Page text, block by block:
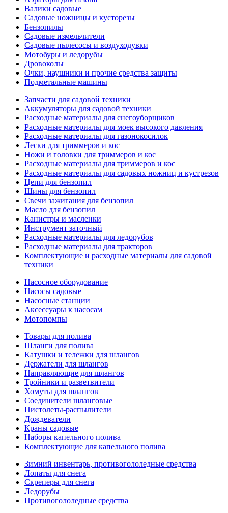
Валики садовые
Садовые ножницы и кусторезы
Бензопилы
Садовые измельчители
Садовые пылесосы и воздуходувки
Мотобуры и ледорубы
Дровоколы
Очки, наушники и прочие средства защиты
Подметальные машины
Запчасти для садовой техники
Аккумуляторы для садовой техники
Расходные материалы для снегоуборщиков
Расходные материалы для моек высокого давления
Расходные материалы для газонокосилок
Лески для триммеров и кос
Ножи и головки для триммеров и кос
Расходные материалы для триммеров и кос
Расходные материалы для садовых ножниц и кустрезов
Цепи для бензопил
Шины для бензопил
Свечи зажигания для бензопил
Масло для бензопил
Канистры и масленки
Инструмент заточный
Расходные материалы для ледорубов
Расходные материалы для тракторов
Комплектующие и расходные материалы для садовой
техники
Насосное оборудование
Насосы садовые
Насосные станции
Аксессуары к насосам
Мотопомпы
Товары для полива
Шланги для полива
Катушки и тележки для шлангов
Держатели для шлангов
Направляющие для шлангов
Тройники и разветвители
Хомуты для шлангов
Соединители шланговые
Пистолеты-распылители
Дождеватели
Краны садовые
Наборы капельного полива
Комплектующие для капельного полива
Зимний инвентарь, противогололедные средства
Лопаты для снега
Скреперы для снега
Ледорубы
Противогололедные средства